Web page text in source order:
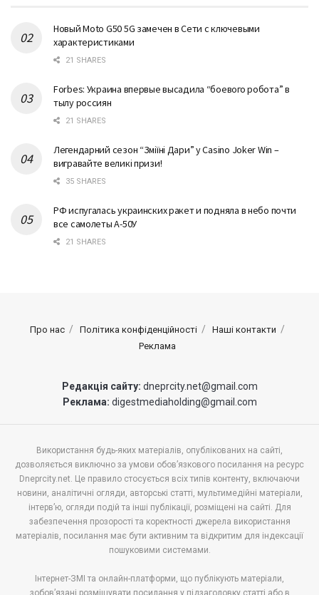
Новый Moto G50 5G замечен в Сети с ключевыми
характеристиками
21 SHARES
Forbes: Украина впервые высадила “боевого робота” в
тылу россиян
21 SHARES
Легендарний сезон “Змiїнi Дари” у Casino Joker Win –
вигравайте великі призи!
35 SHARES
РФ испугалась украинских ракет и подняла в небо почти
все самолеты А-50У
21 SHARES
Про нас Політика конфіденційності
Наші контакти
Реклама
Редакція сайту: dneprcity.net@gmail.com
Реклама: digestmediaholding@gmail.com
Використання будь-яких матеріалів, опублікованих на сайті,
дозволяється виключно за умови обов’язкового посилання на ресурс
Dneprcity.net. Це правило стосується всіх типів контенту, включаючи
новини, аналітичні огляди, авторські статті, мультимедійні матеріали,
інтерв’ю, огляди подій та інші публікації, розміщені на сайті. Для
забезпечення прозорості та коректності джерела використання
матеріалів, посилання має бути активним та відкритим для індексації
пошуковими системами.
Інтернет-ЗМІ та онлайн-платформи, що публікують матеріали,
зобов’язані розміщувати посилання у підзаголовку статті або в